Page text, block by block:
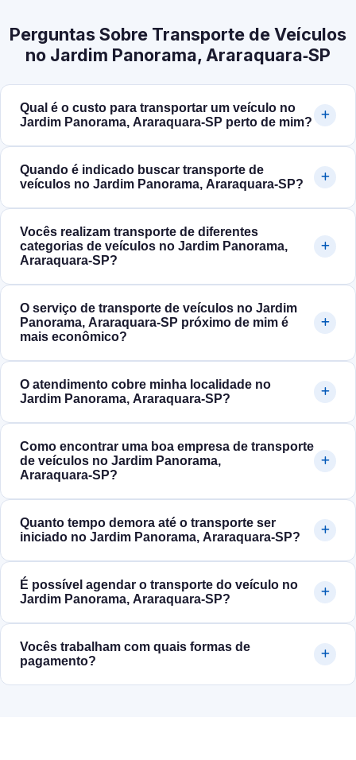
Perguntas Sobre Transporte de Veículos
no Jardim Panorama, Araraquara‑SP
Qual é o custo para transportar um veículo no
Jardim Panorama, Araraquara‑SP perto de mim?
Quando é indicado buscar transporte de
veículos no Jardim Panorama, Araraquara‑SP?
Vocês realizam transporte de diferentes
categorias de veículos no Jardim Panorama,
Araraquara‑SP?
O serviço de transporte de veículos no Jardim
Panorama, Araraquara‑SP próximo de mim é
mais econômico?
O atendimento cobre minha localidade no
Jardim Panorama, Araraquara‑SP?
Como encontrar uma boa empresa de transporte
de veículos no Jardim Panorama,
Araraquara‑SP?
Quanto tempo demora até o transporte ser
iniciado no Jardim Panorama, Araraquara‑SP?
É possível agendar o transporte do veículo no
Jardim Panorama, Araraquara‑SP?
Vocês trabalham com quais formas de
pagamento?